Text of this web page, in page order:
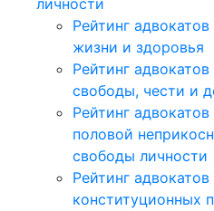
личности
Рейтинг
жизни и здоровья
Рейтинг
свободы, чести и
Рейтинг
половой
свободы личности
Рейтинг
конституционных